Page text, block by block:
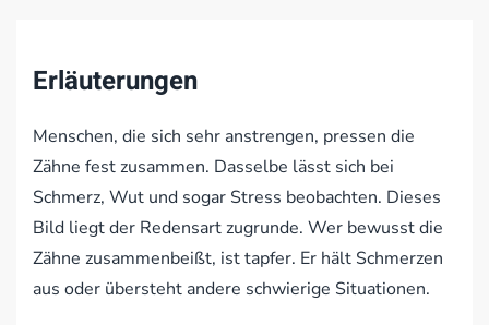
Erläuterungen
Menschen, die sich sehr anstrengen, pressen die
Zähne fest zusammen. Dasselbe lässt sich bei
Schmerz, Wut und sogar Stress beobachten. Dieses
Bild liegt der Redensart zugrunde. Wer bewusst die
Zähne zusammenbeißt, ist tapfer. Er hält Schmerzen
aus oder übersteht andere schwierige Situationen.